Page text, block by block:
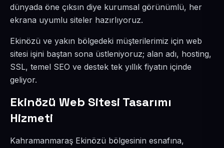
dünyada öne çıksın diye kurumsal görünümlü, her
ekrana uyumlu siteler hazırlıyoruz.
Ekinözü ve yakın bölgedeki müşterilerimiz için web
sitesi işini baştan sona üstleniyoruz; alan adı, hosting,
SSL, temel SEO ve destek tek yıllık fiyatın içinde
geliyor.
Ekinözü Web Sitesi Tasarımı
Hizmeti
Kahramanmaraş Ekinözü bölgesinin esnafına,